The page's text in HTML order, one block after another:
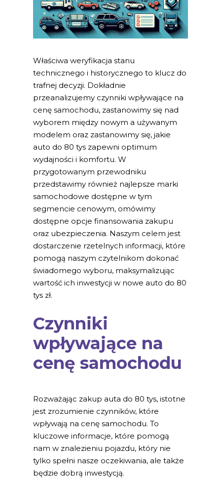
Właściwa weryfikacja stanu
technicznego i historycznego to klucz do
trafnej decyzji. Dokładnie
przeanalizujemy czynniki wpływające na
cenę samochodu, zastanowimy się nad
wyborem między nowym a używanym
modelem oraz zastanowimy się, jakie
auto do 80 tys zapewni optimum
wydajności i komfortu. W
przygotowanym przewodniku
przedstawimy również najlepsze marki
samochodowe dostępne w tym
segmencie cenowym, omówimy
dostępne opcje finansowania zakupu
oraz ubezpieczenia. Naszym celem jest
dostarczenie rzetelnych informacji, które
pomogą naszym czytelnikom dokonać
świadomego wyboru, maksymalizując
wartość ich inwestycji w nowe auto do 80
tys zł.
Czynniki
wpływające na
cenę samochodu
Rozważając zakup auta do 80 tys, istotne
jest zrozumienie czynników, które
wpływają na cenę samochodu. To
kluczowe informacje, które pomogą
nam w znalezieniu pojazdu, który nie
tylko spełni nasze oczekiwania, ale także
będzie dobrą inwestycją.